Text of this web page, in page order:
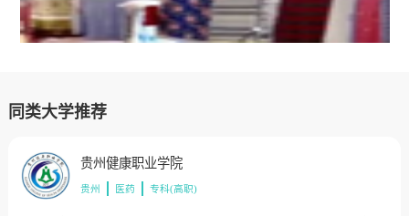
同类大学推荐
贵州健康职业学院
贵州 医药 专科(高职)